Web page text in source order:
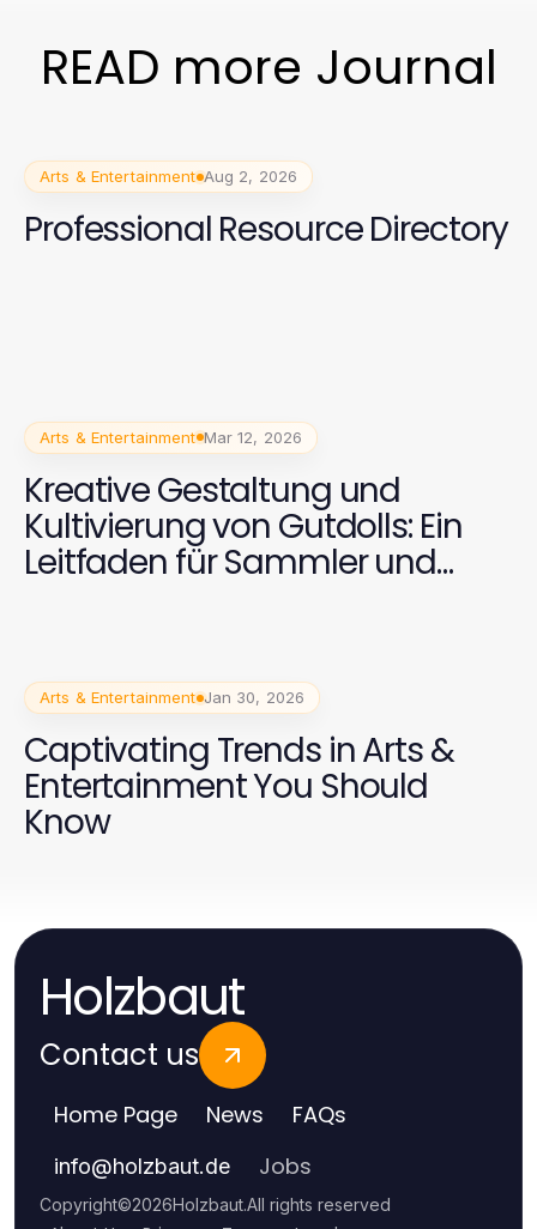
READ more Journal
Arts & Entertainment Aug 2, 2026
Professional Resource Directory
Arts & Entertainment Mar 12, 2026
Kreative Gestaltung und
Kultivierung von Gutdolls: Ein
Leitfaden für Sammler und
Arts & Entertainment Jan 30, 2026
Captivating Trends in Arts &
Entertainment You Should
Know
Holzbaut
Contact us
Home Page News FAQs
info@holzbaut.de Jobs
Copyright©2026Holzbaut.All rights reserved